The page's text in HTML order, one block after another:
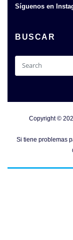
Síguenos en
BUSCAR
Copyright ©
Si tiene problemas